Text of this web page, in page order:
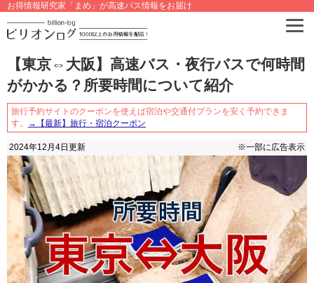
お得情報研究家「まめ」が高速バス情報をお届け
【東京⇔大阪】高速バス・夜行バスで何時間
がかかる？所要時間について紹介
旅行予約サイトのクーポンを使えば宿泊や交通付プランを安く予約できま
す。
→【最新】旅行・宿泊クーポン
2024年12月4日 更新 ※一部に広告表示